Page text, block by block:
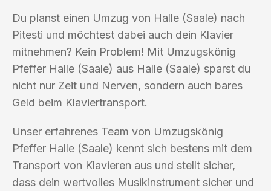
Du planst einen Umzug von Halle (Saale) nach
Pitesti und möchtest dabei auch dein Klavier
mitnehmen? Kein Problem! Mit Umzugskönig
Pfeffer Halle (Saale) aus Halle (Saale) sparst du
nicht nur Zeit und Nerven, sondern auch bares
Geld beim Klaviertransport.
Unser erfahrenes Team von Umzugskönig
Pfeffer Halle (Saale) kennt sich bestens mit dem
Transport von Klavieren aus und stellt sicher,
dass dein wertvolles Musikinstrument sicher und